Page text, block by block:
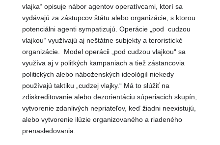
vlajka“ opisuje nábor agentov operatívcami, ktorí sa
vydávajú za zástupcov štátu alebo organizácie, s ktorou
potenciálni agenti sympatizujú. Operácie „pod cudzou
vlajkou“ využívajú aj neštátne subjekty a teroristické
organizácie. Model operácii „pod cudzou vlajkou“ sa
využíva aj v politkých kampaniach a tiež zástancovia
politických alebo náboženských ideológií niekedy
používajú taktiku „cudzej vlajky.“ Má to slúžiť na
zdiskreditovanie alebo dezorientáciu súperiacich skupín,
vytvorenie zdanlivých nepriateľov, keď žiadni neexistujú,
alebo vytvorenie ilúzie organizovaného a riadeného
prenasledovania.